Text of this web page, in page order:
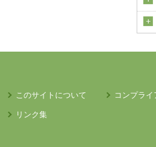
このサイトについて
コンプライ
リンク集